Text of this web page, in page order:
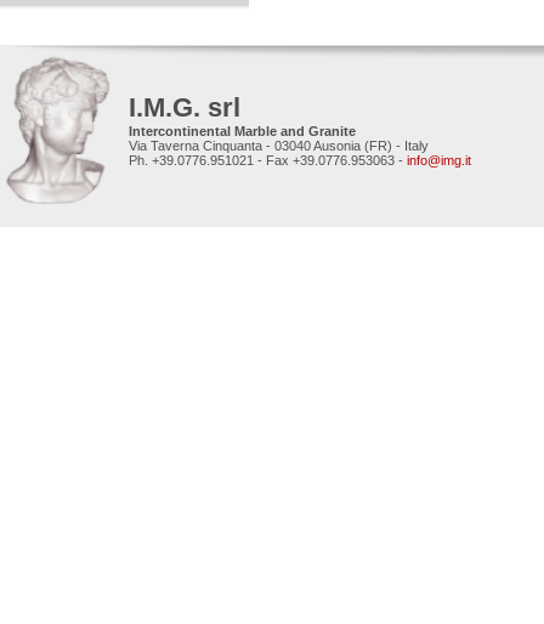
I.M.G. srl
Intercontinental Marble and Granite
Via Taverna Cinquanta - 03040 Ausonia (FR) - Italy
Ph. +39.0776.951021 - Fax +39.0776.953063 - info@img.it